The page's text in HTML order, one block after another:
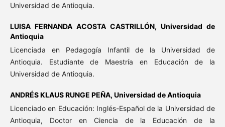
Universidad de Antioquia.
LUISA FERNANDA ACOSTA CASTRILLÓN,Universidad de
Antioquia
Licenciada en Pedagogía Infantil de la Universidad de
Antioquia. Estudiante de Maestría en Educación de la
Universidad de Antioquia.
ANDRÉS KLAUS RUNGE PEÑA, Universidad de Antioquia
Licenciado en Educación: Inglés-Español de la Universidad de
Antioquia, Doctor en Ciencia de la Educación de la